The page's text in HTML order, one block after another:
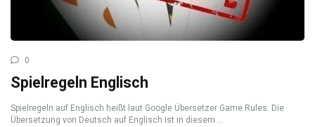
0
Spielregeln Englisch
Spielregeln auf Englisch heißt laut Google Übersetzer Game Rules. Die
Übersetzung von Deutsch auf Englisch ist in diesem ...